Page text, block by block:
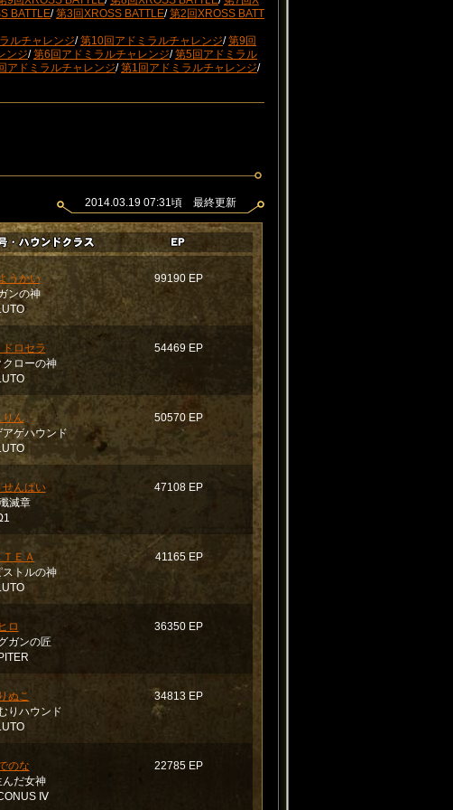
BATTLE/第3回XROSS BATTLE/第2回XROSS BATT
ルチャレンジ/第10回アドミラルチャレンジ/第9回
ンジ/第6回アドミラルチャレンジ/第5回アドミラル
アドミラルチャレンジ/第1回アドミラルチャレンジ/
2014.03.19 07:31頃 最終更新
うかい
ンの神
99190 EP
ロセラ
ローの神
54469 EP
りん
ゲハウンド
50570 EP
んぱい
滅章
47108 EP
ＴＥＡ
トルの神
41165 EP
ロ
ガンの匠
36350 EP
ぬこ
りハウンド
34813 EP
のな
だ女神
Ⅳ
22785 EP